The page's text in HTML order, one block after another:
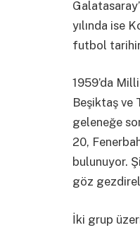
yılında ise
futbol
1959’da
Beşiktaş ve
geleneğe
20,
bulunuyor.
göz
İki grup